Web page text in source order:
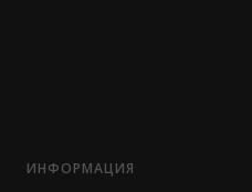
ИНФОРМАЦИЯ